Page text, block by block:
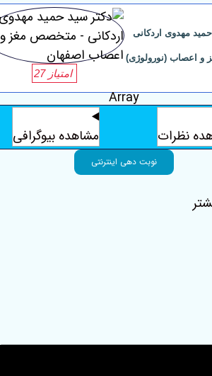
مهدوی اردکانی
اعصاب (نورولوژی)
امتیاز 27
Array
نظرات
مشاهده بیوگرافی
نوبت دهی اینترنتی